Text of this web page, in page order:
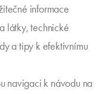
informace
látky, technické
a tipy k efektivnímu
navigaci k návodu na